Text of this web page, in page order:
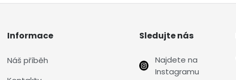
Informace
Náš příběh
Sledujte nás
Najdete na
Instagramu